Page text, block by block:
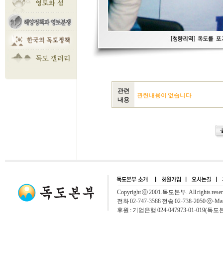
관련
내용
관련내용이 없습니다
Copyright ⓒ 2001.독도본부. All rights
전화 02-747-3588 전송 02-738-2050 ⓔ-
후원 : 기업은행 024-047973-01-019(독도